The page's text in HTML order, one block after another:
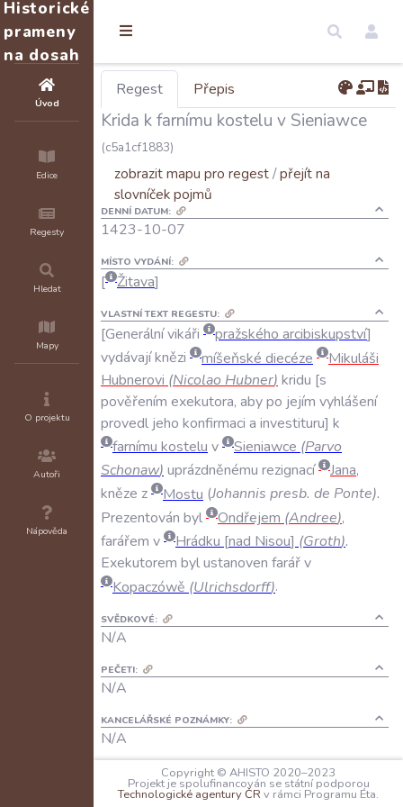
Historické
prameny
na dosah
Úvod
Edice
Regesty
Hledat
Mapy
O projektu
Autoři
Nápověda
Regest Přepis
Krida k farnímu kostelu v Sieniawce
(c5a1cf1883)
zobrazit mapu pro regest/přejít na
slovníček pojmů
DENNÍ DATUM:
1423-10-07
MÍSTO VYDÁNÍ:
Žitava
VLASTNÍ TEXT REGESTU:
Generálnívikáři pražského arcibiskupství
vydávajíknězi míšeňské diecéze
Mikuláši
Hubnerovi (Nicolao Hubner) kridu s
pověřením exekutora, abypo jejím vyhlášení
provedl jeho konfirmaci a investituru k
farnímu kostelu v Sieniawce (Parvo
Schonaw) uprázdněnému rezignací Jana,
kněze z Mostu (Johannis presb. de Ponte).
Prezentován byl Ondřejem (Andree),
farářem v Hrádku nad Nisou (Groth).
Exekutorem bylustanoven farářv
Kopaczówě (Ulrichsdorff).
SVĚDKOVÉ:
N/A
PEČETI:
N/A
KANCELÁŘSKÉ POZNÁMKY:
N/A
latina
Copyright © AHISTO 2020–2023
Projekt je spolufinancován se státní podporou
Technologické agentury ČR v rámci Programu Éta.